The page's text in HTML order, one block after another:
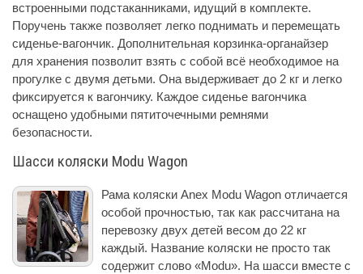
встроенными подстаканниками, идущий в комплекте.
Поручень также позволяет легко поднимать и перемещать
сиденье-вагончик. Дополнительная корзинка-органайзер
для хранения позволит взять с собой всё необходимое на
прогулке с двумя детьми. Она выдерживает до 2 кг и легко
фиксируется к вагончику. Каждое сиденье вагончика
оснащено удобными пятиточечными ремнями
безопасности.
Шасси коляски Modu Wagon
Рама коляски Anex Modu Wagon отличается
особой прочностью, так как рассчитана на
перевозку двух детей весом до 22 кг
каждый. Название коляски не просто так
содержит слово «Modu». На шасси вместе с